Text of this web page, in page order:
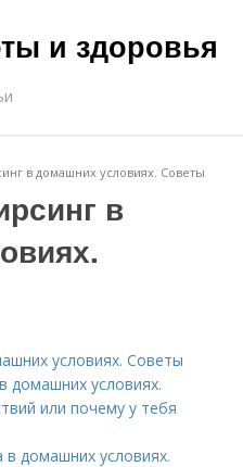
и здоровья
в домашних условиях. Советы
в
условиях. Советы
домашних условиях.
или почему у тебя
в домашних условиях.